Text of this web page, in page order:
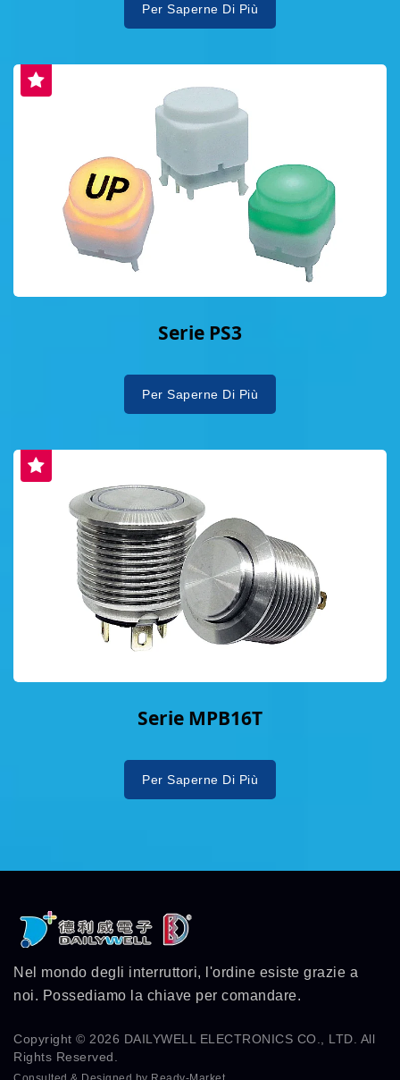
Per Saperne Di Più
Serie PS3
Per Saperne Di Più
Serie MPB16T
Per Saperne Di Più
Nel mondo degli interruttori, l'ordine esiste grazie a
noi. Possediamo la chiave per comandare.
Copyright © 2026 DAILYWELL ELECTRONICS CO., LTD. All
Rights Reserved.